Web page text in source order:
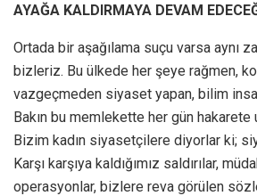
AYAĞA KALDIRMAYA DEVAM
Ortada bir aşağılama suçu varsa aynı
bizleriz. Bu ülkede her şeye rağmen,
vazgeçmeden siyaset yapan, bilim
Bakın bu memlekette her gün
Bizim kadın siyasetçilere diyorlar ki;
Karşı karşıya kaldığımız saldırılar,
operasyonlar, bizlere reva görülen